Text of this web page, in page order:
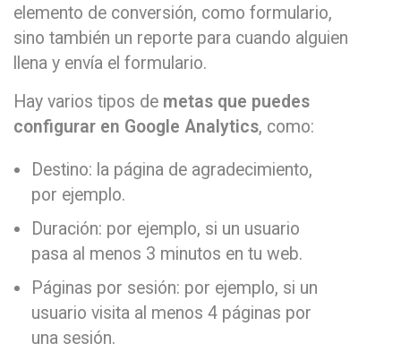
elemento de conversión, como formulario,
sino también un reporte para cuando alguien
llena y envía el formulario.
Hay varios tipos de metas que puedes
configurar en Google Analytics, como:
Destino: la página de agradecimiento,
por ejemplo.
Duración: por ejemplo, si un usuario
pasa al menos 3 minutos en tu web.
Páginas por sesión: por ejemplo, si un
usuario visita al menos 4 páginas por
una sesión.